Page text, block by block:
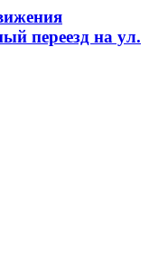
переезд на ул.